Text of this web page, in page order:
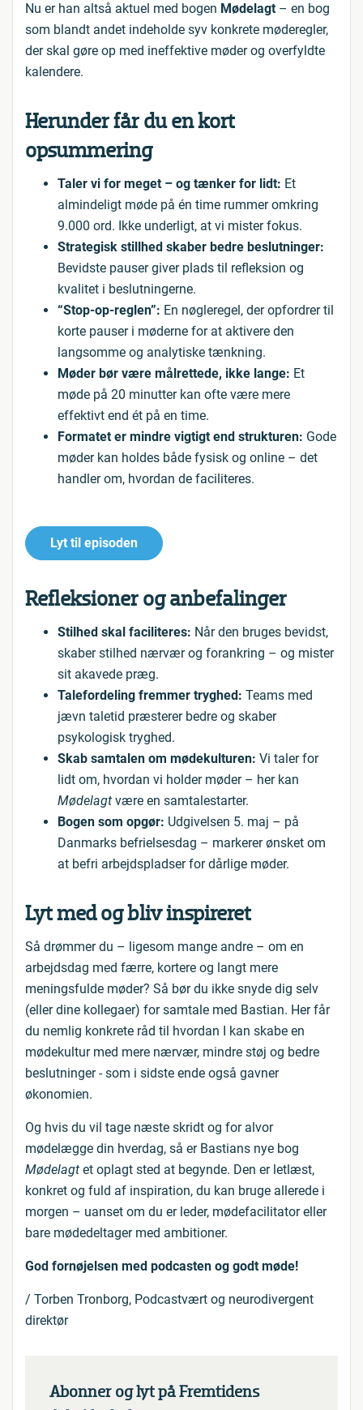
Nu er han altså aktuel med bogen Mødelagt – en bog
som blandt andet indeholde syv konkrete møderegler,
der skal gøre op med ineffektive møder og overfyldte
kalendere.
Herunder får du en kort
opsummering
Taler vi for meget – og tænker for lidt: Et
almindeligt møde på én time rummer omkring
9.000 ord. Ikke underligt, at vi mister fokus.
Strategisk stillhed skaber bedre beslutninger:
Bevidste pauser giver plads til refleksion og
kvalitet i beslutningerne.
“Stop-op-reglen”: En nøgleregel, der opfordrer til
korte pauser i møderne for at aktivere den
langsomme og analytiske tænkning.
Møder bør være målrettede, ikke lange: Et
møde på 20 minutter kan ofte være mere
effektivt end ét på en time.
Formatet er mindre vigtigt end strukturen: Gode
møder kan holdes både fysisk og online – det
handler om, hvordan de faciliteres.
Lyt til episoden
Refleksioner og anbefalinger
Stilhed skal faciliteres: Når den bruges bevidst,
skaber stilhed nærvær og forankring – og mister
sit akavede præg.
Talefordeling fremmer tryghed: Teams med
jævn taletid præsterer bedre og skaber
psykologisk tryghed.
Skab samtalen om mødekulturen: Vi taler for
lidt om, hvordan vi holder møder – her kan
Mødelagt være en samtalestarter.
Bogen som opgør: Udgivelsen 5. maj – på
Danmarks befrielsesdag – markerer ønsket om
at befri arbejdspladser for dårlige møder.
Lyt med og bliv inspireret
Så drømmer du – ligesom mange andre – om en
arbejdsdag med færre, kortere og langt mere
meningsfulde møder? Så bør du ikke snyde dig selv
(eller dine kollegaer) for samtale med Bastian. Her får
du nemlig konkrete råd til hvordan I kan skabe en
mødekultur med mere nærvær, mindre støj og bedre
beslutninger - som i sidste ende også gavner
økonomien.
Og hvis du vil tage næste skridt og for alvor
mødelægge din hverdag, så er Bastians nye bog
Mødelagt et oplagt sted at begynde. Den er letlæst,
konkret og fuld af inspiration, du kan bruge allerede i
morgen – uanset om du er leder, mødefacilitator eller
bare mødedeltager med ambitioner.
God fornøjelsen med podcasten og godt møde!
/ Torben Tronborg, Podcastvært og neurodivergent
direktør
Abonner og lyt på Fremtidens